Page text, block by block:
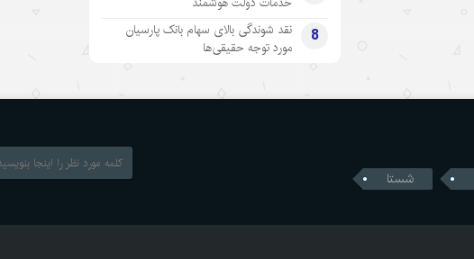
8
نقد شوندگی بالای سهام بانک پارسیان
مورد توجه حقیقی‌ها
۱۴۰۵/۵/۹
برای
شستا